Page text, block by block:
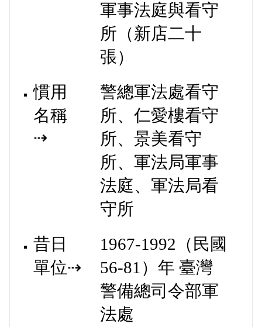
軍事法庭與看守
所（新店二十
張）
慣用
名稱
⇢
警總軍法處看守
所、仁愛樓看守
所、景美看守
所、軍法局軍事
法庭、軍法局看
守所
昔日
單位⇢
1967-1992 （ 民國
56-81 ）年 臺灣
警備總司令部軍
法處